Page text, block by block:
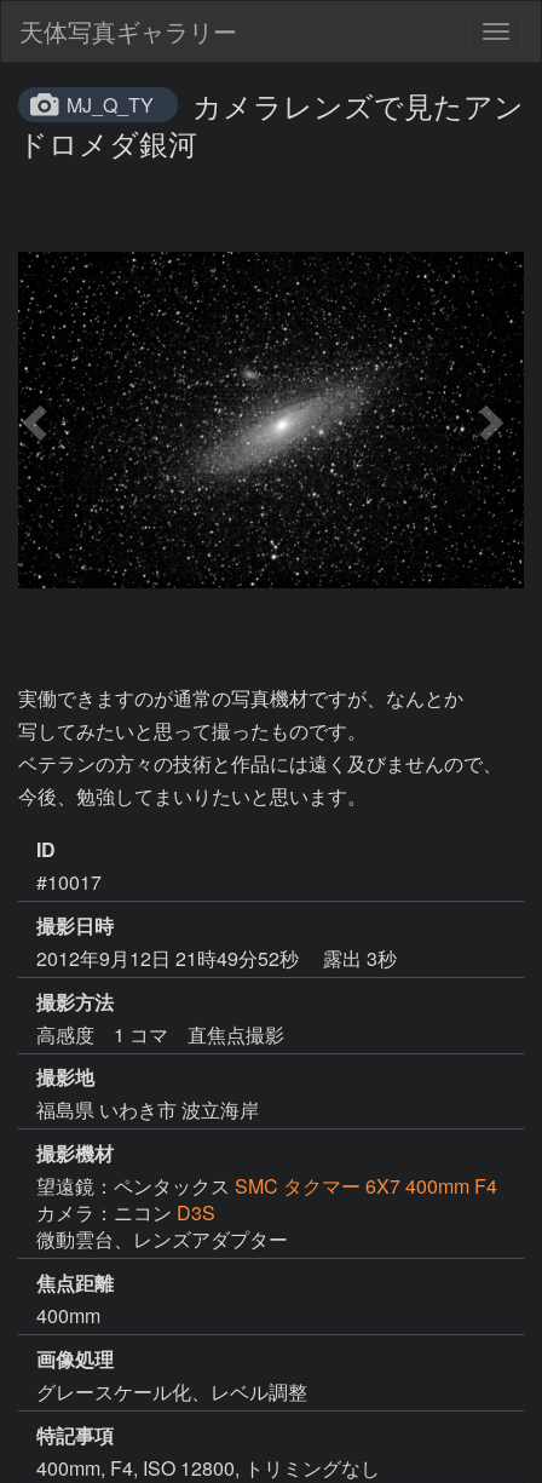
天体写真ギャラリー
MJ_Q_TY
カメラレンズで見たアン
ドロメダ銀河
実働できますのが通常の写真機材ですが、なんとか
写してみたいと思って撮ったものです。
ベテランの方々の技術と作品には遠く及びませんので、
今後、勉強してまいりたいと思います。
ID
#10017
撮影日時
2012年9月12日 21時49分52秒
露出 3秒
撮影方法
高感度 1 コマ 直焦点撮影
撮影地
福島県 いわき市 波立海岸
撮影機材
望遠鏡：ペンタックス SMC タクマー 6X7 400mm F4
カメラ：ニコン D3S
微動雲台、レンズアダプター
焦点距離
400mm
画像処理
グレースケール化、レベル調整
特記事項
400mm, F4, ISO 12800, トリミングなし